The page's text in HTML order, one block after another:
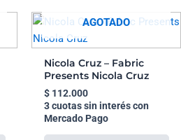
AGOTADO
Nicola Cruz – Fabric
Presents Nicola Cruz
$112.000
3 cuotas sin interés con
Mercado Pago